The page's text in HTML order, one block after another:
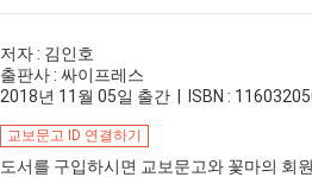
저자 : 김인호
출판사 : 싸이프레스
2018년 11월 05일 출간 | ISBN :
교보문고 ID 연결하기
도서를 구입하시면 교보문고와 꽃마의 회